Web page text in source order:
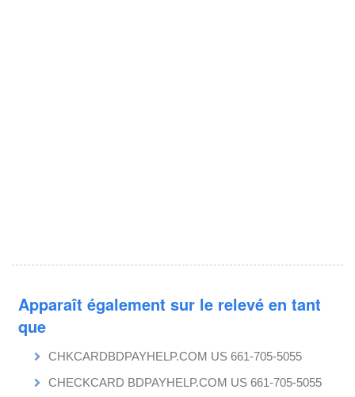
Apparaît également sur le relevé en tant
que
CHKCARDBDPAYHELP.COM US 661-705-5055
CHECKCARD BDPAYHELP.COM US 661-705-5055